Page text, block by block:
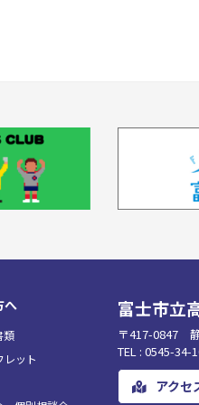
へ
類
レット
富士市立
〒417-0847
TEL : 0545-
アクセ